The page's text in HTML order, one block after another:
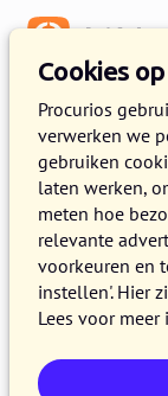
Cookies
Procurios
verwerken we
gebruiken
laten werken,
meten hoe
relevante
voorkeuren en
instellen'. Hier
Lees voor
Release
12 DECEMBER 2023
Op 12
de
gebruik van
wat nieuw is
informatie
platform op